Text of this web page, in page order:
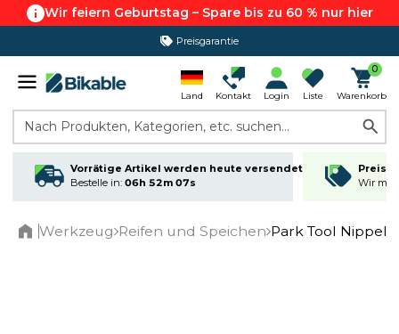
Wir feiern Geburtstag – Spare bis zu 60 % nur hier
Preisgarantie
365 Tage Rückgabe*
Land Kontakt Login Liste
0
Warenkorb
Nach Produkten, Kategorien, etc. suchen...
Vorrätige Artikel werden heute versendet
Bestelle in: 06h 52m 06s
Wir
Werkzeug Reifen und Speichen Park Tool